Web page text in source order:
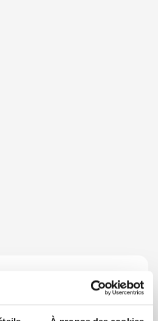
des câlins avec cette
et longue de 32 cm. Le
longs bras et de longues